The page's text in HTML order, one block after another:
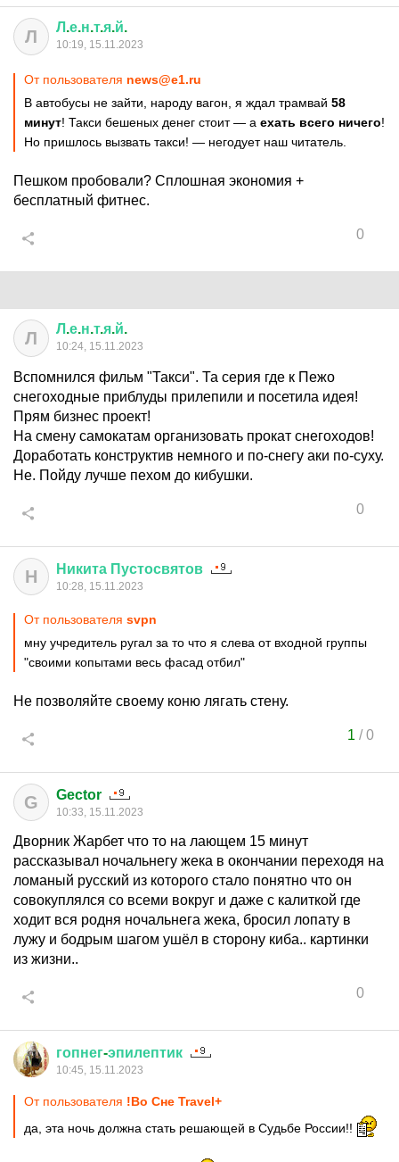
Л Л .е.н.т.я.й.
10:19, 15.11.2023
От пользователя news@e1.ru
В автобусы не зайти, народу вагон, я ждал трамвай 58
минут! Такси бешеных денег стоит — а ехать всего ничего!
Но пришлось вызвать такси! — негодует наш читатель.
Пешком пробовали? Сплошная экономия +
бесплатный фитнес.
0
Л Л .е.н.т.я.й.
10:24, 15.11.2023
Вспомнился фильм "Такси". Та серия где к Пежо
снегоходные приблуды прилепили и посетила идея!
Прям бизнес проект!
На смену самокатам организовать прокат снегоходов!
Доработать конструктив немного и по-снегу аки по-суху.
Не. Пойду лучше пехом до кибушки.
0
Н Никита Пустосвятов
10:28, 15.11.2023
От пользователя svpn
мну учредитель ругал за то что я слева от входной группы
"своими копытами весь фасад отбил"
Не позволяйте своему коню лягать стену.
1 /0
G Gector
10:33, 15.11.2023
Дворник Жарбет что то на лающем 15 минут
рассказывал ночальнегу жека в окончании переходя на
ломаный русский из которого стало понятно что он
совокуплялся со всеми вокруг и даже с калиткой где
ходит вся родня ночальнега жека, бросил лопату в
лужу и бодрым шагом ушёл в сторону киба.. картинки
из жизни..
0
гопнег-эпилептик
10:45, 15.11.2023
От пользователя !Во Сне Travel+
да, эта ночь должна стать решающей в Судьбе России!!